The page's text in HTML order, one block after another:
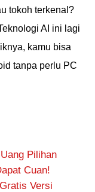
tokoh terkenal?
AI ini lagi
kamu bisa
tanpa perlu PC
Pilihan
Cuan!
Versi